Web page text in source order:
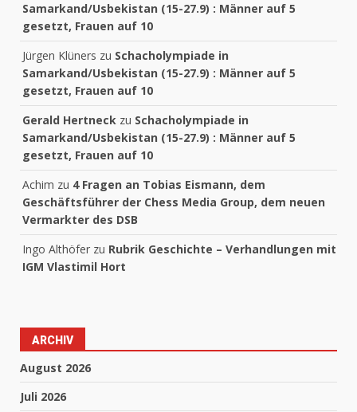
Samarkand/Usbekistan (15-27.9) : Männer auf 5
gesetzt, Frauen auf 10
Jürgen Klüners zu Schacholympiade in
Samarkand/Usbekistan (15-27.9) : Männer auf 5
gesetzt, Frauen auf 10
Gerald Hertneck zu Schacholympiade in
Samarkand/Usbekistan (15-27.9) : Männer auf 5
gesetzt, Frauen auf 10
Achim zu 4 Fragen an Tobias Eismann, dem
Geschäftsführer der Chess Media Group, dem neuen
Vermarkter des DSB
Ingo Althöfer zu Rubrik Geschichte – Verhandlungen mit
IGM Vlastimil Hort
ARCHIV
August 2026
Juli 2026